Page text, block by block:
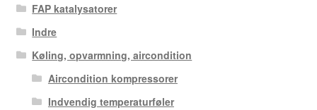
FAP katalysatorer
Indre
Køling, opvarmning, aircondition
Aircondition kompressorer
Indvendig temperaturføler